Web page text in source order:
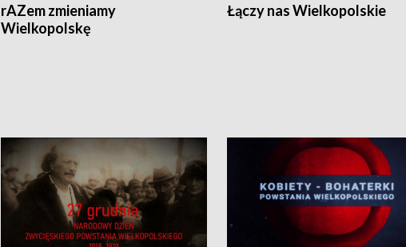
rAZem zmieniamy
Wielkopolskę
Łączy nas Wielkopolskie